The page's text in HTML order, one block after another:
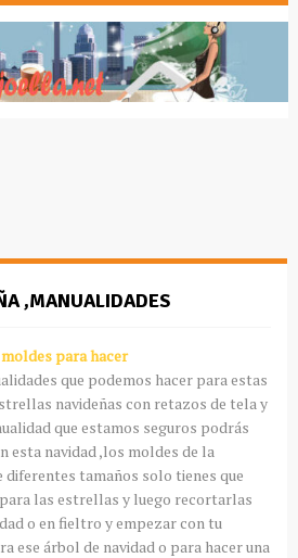
,MANUALIDADES
para hacer
que podemos hacer para estas
navideñas con retazos de tela y
que estamos seguros podrás
esta navidad ,los moldes de la
diferentes tamaños solo tienes que
las estrellas y luego recortarlas
o en fieltro y empezar con tu
ese árbol de navidad o para hacer una